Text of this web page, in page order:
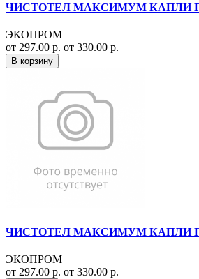
ЧИСТОТЕЛ МАКСИМУМ КАПЛИ
ЭКОПРОМ
от 297.00 р. от 330.00 р.
В корзину
ЧИСТОТЕЛ МАКСИМУМ КАПЛИ
ЭКОПРОМ
от 297.00 р. от 330.00 р.